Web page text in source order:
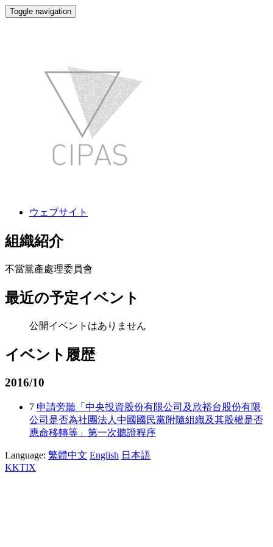
Toggle navigation
ウェブサイト
組織紹介
不當黨產處理委員會
最近の予定イベント
公開イベントはありません
イベント履歴
2016/10
7 申請旁聽「中央投資股份有限公司及欣裕台股份有限
公司是否為社團法人中國國民黨附隨組織及其股權是否
應命移轉等」第一次聽證程序
Language: 繁體中文 English 日本語
KKTIX